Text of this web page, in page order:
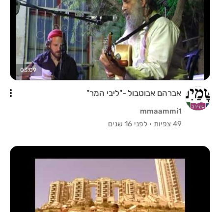
03:09
אברהם אבוטבול -"ליבי המר"
mmaammi1
49 צפיות
· לפני 16 שנים